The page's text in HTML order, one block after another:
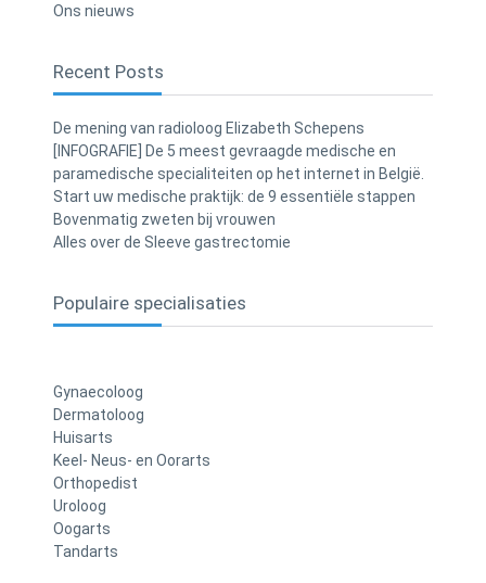
Ons nieuws
Recent Posts
De mening van radioloog Elizabeth Schepens
[INFOGRAFIE] De 5 meest gevraagde medische en
paramedische specialiteiten op het internet in België.
Start uw medische praktijk: de 9 essentiële stappen
Bovenmatig zweten bij vrouwen
Alles over de Sleeve gastrectomie
Populaire specialisaties
Gynaecoloog
Dermatoloog
Huisarts
Keel- Neus- en Oorarts
Orthopedist
Uroloog
Oogarts
Tandarts